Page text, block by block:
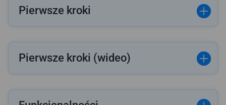
Pierwsze kroki
Pierwsze kroki (wideo)